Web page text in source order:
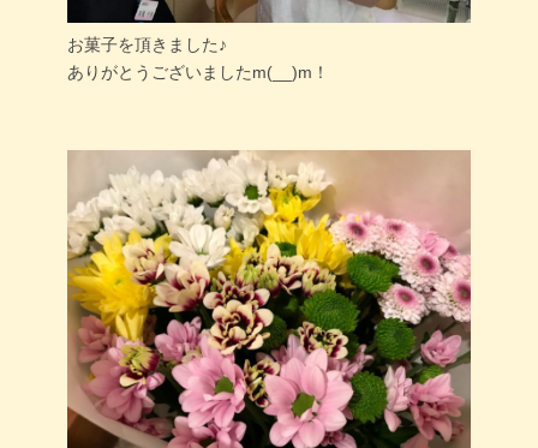
お菓子を頂きました♪
ありがとうございましたm(__)m！